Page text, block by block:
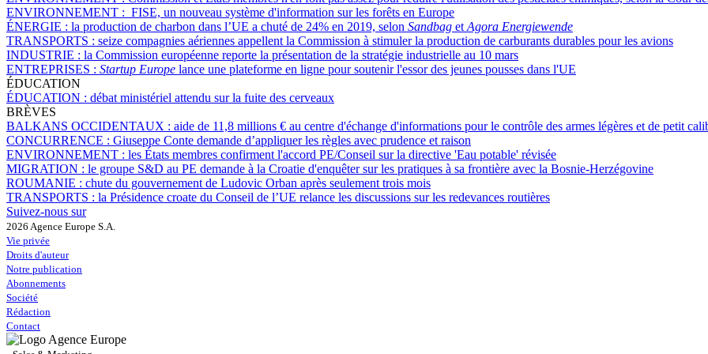
ENVIRONNEMENT : FISE, un nouveau système d'information sur les forêts en Europe
ÉNERGIE : la production de charbon dans l’UE a chuté de 24% en 2019, selon Sandbag et Agora Energiewende
TRANSPORTS : seize compagnies aériennes appellent la Commission à stimuler la production de carburants durables pour les avions
INDUSTRIE : la Commission européenne reporte la présentation de la stratégie industrielle au 10 mars
ENTREPRISES : Startup Europe lance une plateforme en ligne pour soutenir l'essor des jeunes pousses dans l'UE
ÉDUCATION
ÉDUCATION : débat ministériel attendu sur la fuite des cerveaux
BRÈVES
BALKANS OCCIDENTAUX : aide de 11,8 millions € au centre d'échange d'informations pour le contrôle des armes légères et de petit
CONCURRENCE : Giuseppe Conte demande d’appliquer les règles avec prudence et raison
ENVIRONNEMENT : les États membres confirment l'accord PE/Conseil sur la directive 'Eau potable' révisée
MIGRATION : le groupe S&D au PE demande à la Croatie d'enquêter sur les pratiques à sa frontière avec la Bosnie-Herzégovine
ROUMANIE : chute du gouvernement de Ludovic Orban après seulement trois mois
TRANSPORTS : la Présidence croate du Conseil de l’UE relance les discussions sur les redevances routières
Suivez-nous sur
2026 Agence Europe S.A.
Vie privée
Droits d'auteur
Notre publication
Abonnements
Société
Rédaction
Contact